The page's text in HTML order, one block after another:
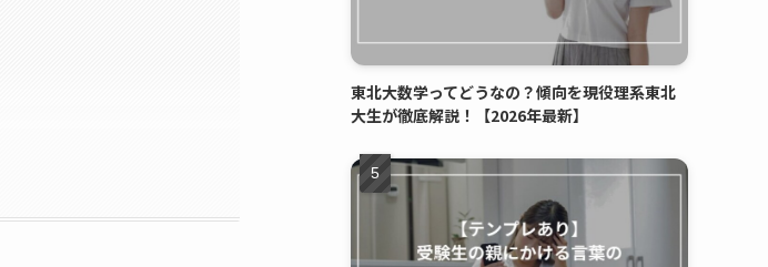
東北大数学ってどうなの？傾向を現役理系東北
大生が徹底解説！【2026年最新】